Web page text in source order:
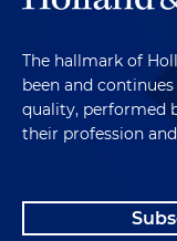
The hallmark of
been and
quality, performed
their profession